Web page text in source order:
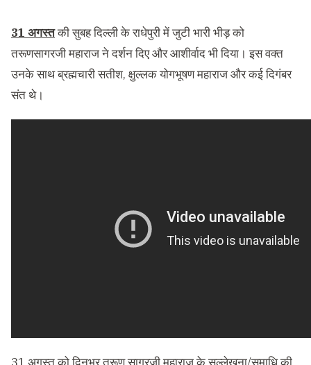
31 अगस्तकी सुबह दिल्ली के राधेपुरी में जुटी भारी भीड़ को
तरूणसागरजी महाराज ने दर्शन दिए और आशीर्वाद भी दिया। इस वक्त
उनके साथ ब्रह्मचारी सतीश, क्षुल्लक योगभूषण महाराज और कई दिगंबर
संत थे।